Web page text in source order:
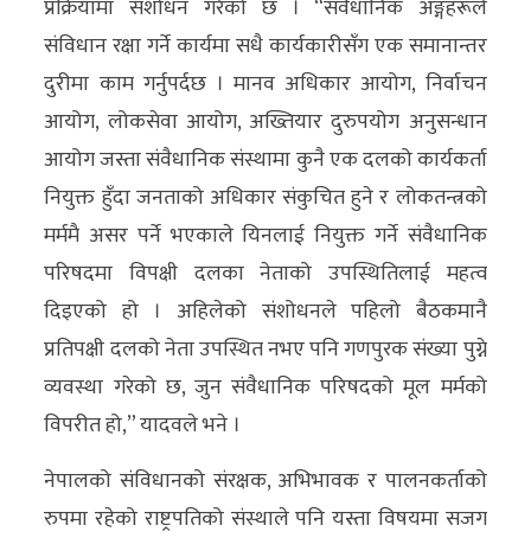
प्रक्रियामा संशोधन गरेको छ । “संवैधानिक अङ्गहरूले
संविधान रक्षा गर्ने कार्यमा सधै कार्यकारीसँग एक समानान्तर
दुरीमा काम गर्नुपर्दछ । मानव अधिकार आयोग, निर्वाचन
आयोग, लोकसेवा आयोग, अख्तियार दुरुपयोग अनुसन्धान
आयोग जस्ता संवैधानिक संस्थामा कुनै एक दलको कार्यकर्ता
नियुक्त हुँदा जनताको अधिकार संकुचित हुने र लोकतन्त्रको
मर्ममै असर पर्ने भएकाले यिनलाई नियुक्त गर्ने संवैधानिक
परिषदमा विपक्षी दलका नेताको उपस्थितिलाई महत्व
दिइएको हो । अहिलेको संशोधनले पहिलो बैठकमानै
प्रतिपक्षी दलको नेता उपस्थित नभए पनि गणपुरक संख्या पुग्ने
व्यवस्था गरेको छ, जुन संवैधानिक परिषदको मूल मर्मको
विपरीत हो,” यादवले भने ।
नेपालको संविधानको संरक्षक, अभिभावक र पालनकर्ताको
रुपमा रहेको राष्ट्रपतिको संस्थाले पनि यस्ता विषयमा सजग